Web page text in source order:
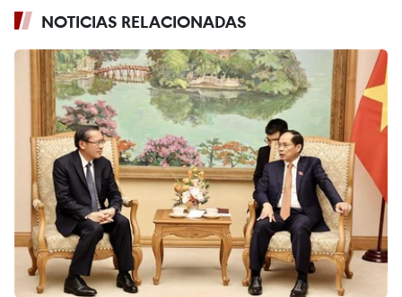
NOTICIAS RELACIONADAS